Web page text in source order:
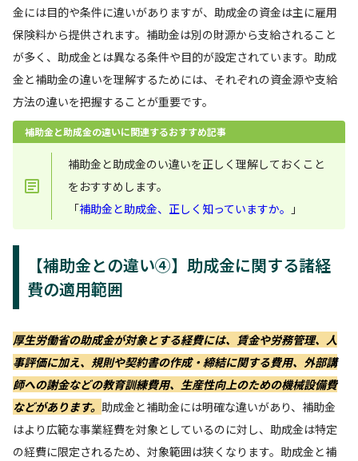
金には目的や条件に違いがありますが、助成金の資金は主に雇用
保険料から提供されます。補助金は別の財源から支給されること
が多く、助成金とは異なる条件や目的が設定されています。助成
金と補助金の違いを理解するためには、それぞれの資金源や支給
方法の違いを把握することが重要です。
補助金と助成金の違いに関連するおすすめ記事
補助金と助成金のい違いを正しく理解しておくこと
をおすすめします。
「補助金と助成金、正しく知っていますか。 」
【補助金との違い④】助成金に関する諸経
費の適用範囲
厚生労働省の助成金が対象とする経費には、賃金や労務管理、人
事評価に加え、規則や契約書の作成・締結に関する費用、外部講
師への謝金などの教育訓練費用、生産性向上のための機械設備費
などがあります。 助成金と補助金には明確な違いがあり、補助金
はより広範な事業経費を対象としているのに対し、助成金は特定
の経費に限定されるため、対象範囲は狭くなります。助成金と補